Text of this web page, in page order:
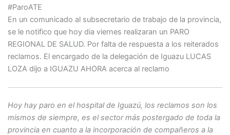
#ParoATE
En un comunicado al subsecretario de trabajo de la provincia,
se le notifico que hoy dia viernes realizaran un PARO
REGIONAL DE SALUD. Por falta de respuesta a los reiterados
reclamos. El encargado de la delegación de Iguazu LUCAS
LOZA dijo a IGUAZU AHORA acerca al reclamo
Hoy hay paro en el hospital de Iguazú, los reclamos son los
mismos de siempre, es el sector más postergado de toda la
provincia en cuanto a la incorporación de compañeros a la